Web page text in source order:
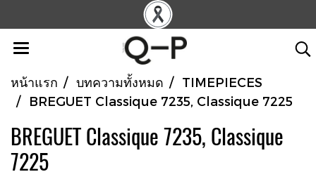
หน้าแรก บทความทั้งหมด
TIMEPIECES
BREGUET Classique 7235, Classique 7225
BREGUET Classique 7235, Classique
7225